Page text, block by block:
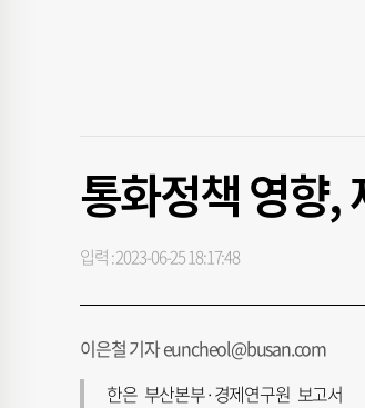
통화정책 영향,
입력 : 2023-06-25 18:17:48
이은철 기자 euncheol@busan.com
한은 부산본부·경제연구원 보고서